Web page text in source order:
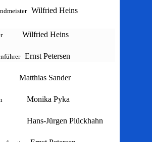
Wilfried Heins
Wilfried Heins
Ernst Petersen
Matthias Sander
Monika Pyka
Hans-Jürgen Plückhahn